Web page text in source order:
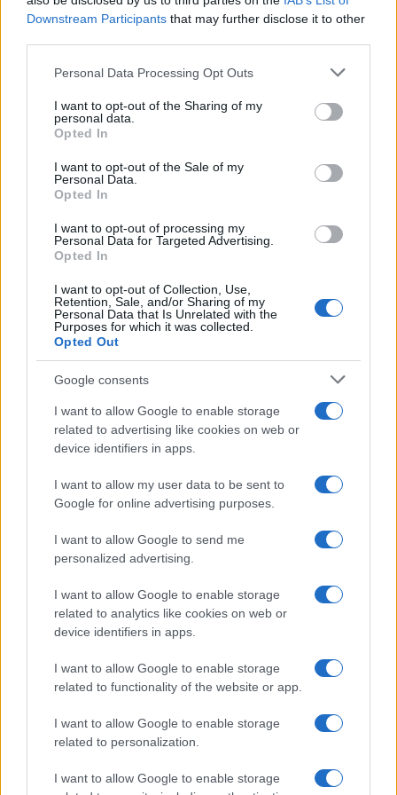
Downstream Participants that may further disclose it to other
Please note that this website/app uses one or more Google
not limited to your visit or usage behaviour. You may click to
grant or deny consent to Google and its third-party tags to
use your data for below specified purposes in below Google
consent section.
Personal Data Processing Opt Outs
I want to opt-out of the Sharing of my
personal data.
Opted In
I want to opt-out of the Sale of my
Personal Data.
Opted In
I want to opt-out of processing my
Personal Data for Targeted Advertising.
Opted In
I want to opt-out of Collection, Use,
Retention, Sale, and/or Sharing of my
Personal Data that Is Unrelated with the
Purposes for which it was collected.
Opted Out
Google consents
I want to allow Google to enable storage
related to advertising like cookies on web or
device identifiers in apps.
I want to allow my user data to be sent to
Google for online advertising purposes.
I want to allow Google to send me
personalized advertising.
I want to allow Google to enable storage
related to analytics like cookies on web or
device identifiers in apps.
I want to allow Google to enable storage
related to functionality of the website or app.
I want to allow Google to enable storage
related to personalization.
I want to allow Google to enable storage
na poti do bolj zdravega in pravičnega sveta.
Ob svetovnem dnevu zdravja bo Društvo Šola zdravja
svoj del prispevalo preko ZOOM vadbe
od 12. aprila do
23. aprila 2021.
"MALA GIBALNA MALICA":Kdaj: ob 10h, ob 11h in ob
. 3x na dan po 10 minut, vsak delovni dan (ko
utegnete). Vadbo bodo izvajali diplomirani kineziologi
(Simon Jurmić, Matic Habuš in David Mlakar). Mala
gibalna malica bo na povezaviTUKAJ, prijave niso
potrebne.
Meeting ID: 868 7559 4986
Passcode: telovadimo
VIR: Društvo Šola zdravja
posameznik kazensko odgovoren za javno spodbujanje
sovraštva, nasilja ali nestrpnosti. Komentarji z žaljivimi,
rasističnimi, diskriminatornimi ali nezakonitimi vsebinami bodo
Failed to fetch
Kategorije: Novice